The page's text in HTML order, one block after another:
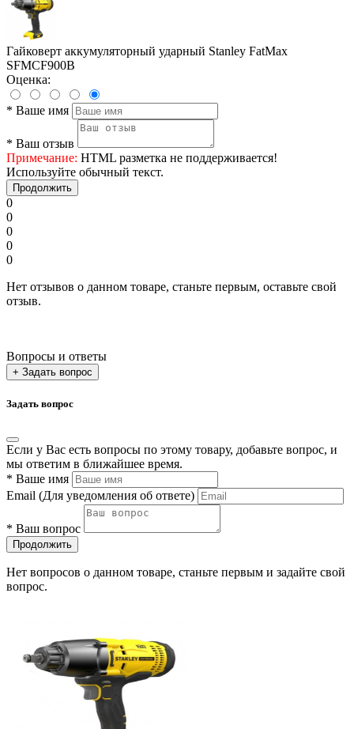
Гайковерт аккумуляторный ударный Stanley FatMax
SFMCF900B
Оценка:
* Ваше имя
* Ваш отзыв
Примечание: HTML разметка не поддерживается!
Используйте обычный текст.
Продолжить
0
0
0
0
0
Нет отзывов о данном товаре, станьте первым, оставьте свой
отзыв.
Вопросы и ответы
+ Задать вопрос
Задать вопрос
Если у Вас есть вопросы по этому товару, добавьте вопрос, и
мы ответим в ближайшее время.
* Ваше имя
Email (Для уведомления об ответе)
* Ваш вопрос
Продолжить
Нет вопросов о данном товаре, станьте первым и задайте свой
вопрос.